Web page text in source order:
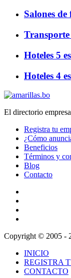
Salones de
Transporte
Hoteles 5
Hoteles 4
El directorio
Registra tu
¿Cómo
Beneficios
Términos y
Blog
Contacto
Copyright © 2005 -
INICIO
REGISTRA
CONTACTO